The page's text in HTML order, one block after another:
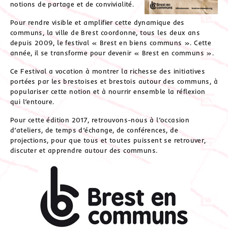
notions de partage et de convivialité.
Pour rendre visible et amplifier cette dynamique des
communs, la ville de Brest coordonne, tous les deux ans
depuis 2009, le festival « Brest en biens communs ». Cette
année, il se transforme pour devenir « Brest en communs ».
Ce Festival a vocation à montrer la richesse des initiatives
portées par les brestoises et brestois autour des communs, à
populariser cette notion et à nourrir ensemble la réflexion
qui l’entoure.
Pour cette édition 2017, retrouvons-nous à l’occasion
d’ateliers, de temps d’échange, de conférences, de
projections, pour que tous et toutes puissent se retrouver,
discuter et apprendre autour des communs.